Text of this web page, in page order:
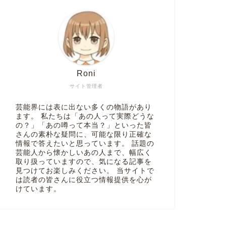
サイト管理者
Roni
芸能界には表に出ない多くの物語があり
ます。 私たちは「あの人って実際どうな
の？」「あの噂って本当？」といった皆
さんの素朴な疑問に、可能な限り正確な
情報で答えたいと思っています。 話題の
芸能人から懐かしいあの人まで、幅広く
取り扱っていますので、気になる記事を
見つけてお楽しみください。 当サイトで
は読者の皆さんに役立つ情報提供を心が
けています。